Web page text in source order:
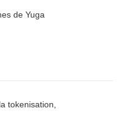
de Yuga
tokenisation,